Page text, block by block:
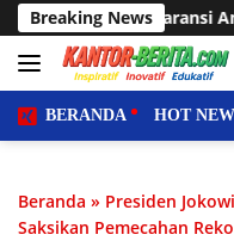
Langsung
ke
konten
Breaking News Sering
BERANDA HOT
Beranda » Presiden
Saksikan Pemecahan